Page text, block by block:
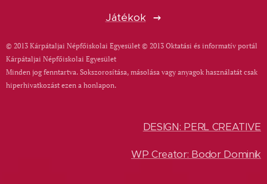
Játékok
© 2013 Kárpátaljai Népfőiskolai Egyesület © 2013 Oktatási és informatív portál
Kárpátaljai Népfőiskolai Egyesület
Minden jog fenntartva. Sokszorosítása, másolása vagy anyagok használatát csak
hiperhivatkozást ezen a honlapon.
DESIGN: PERL CREATIVE
WP Creator: Bodor Dominik